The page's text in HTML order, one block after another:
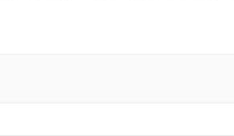
de que todos sus productos
tanto domésticos como comerciales.